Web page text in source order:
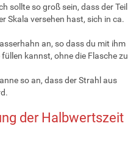
sollte so groß sein, dass der Teil
Skala versehen hast, sich in ca.
an, so dass du mit ihm
kannst, ohne die Flasche zu
so an, dass der Strahl aus
der Halbwertszeit